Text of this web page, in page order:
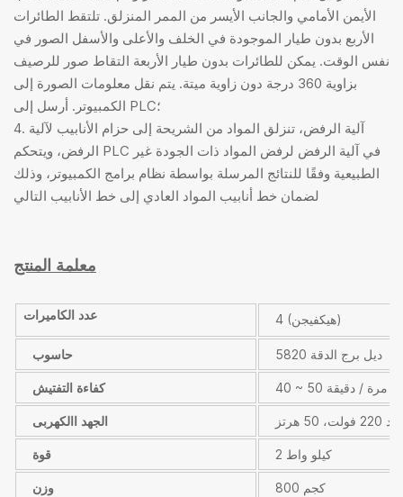
الأيمن الأمامي والجانب الأيسر من الممر المنزلق. تلتقط الطائرات
الأربع بدون طيار الموجودة في الخلف والأعلى والأسفل الصور في
نفس الوقت. يمكن للطائرات بدون طيار الأربعة التقاط صور للرصيف
بزاوية 360 درجة دون زاوية ميتة. يتم نقل معلومات الصورة إلى
الكمبيوتر. أرسل إلى PLC؛
4. آلية الرفض، تنزلق المواد من الشريحة إلى حزام الأنابيب لآلية
الرفض، ويتحكم PLC في آلية الرفض لرفض المواد ذات الجودة غير
الطبيعية وفقًا للنتائج المرسلة بواسطة نظام برامج الكمبيوتر، وذلك
لضمان خط أنابيب المواد العادي إلى خط الأنابيب التالي
معلمة المنتج
عدد الكاميرات 4 (هيكفيجن)
حاسوب ديل برج الدقة 5820
كفاءة التفتيش 40 ~ 50 مرة / دقيقة
الجهد االكهربى 50 هرتز
قوة 2 كيلو واط
وزن 800 كجم